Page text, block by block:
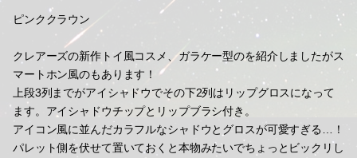
ピンククラウン
クレアーズの新作トイ風コスメ、ガラケー型のを紹介しましたがス
マートホン風のもあります！
上段3列までがアイシャドウでその下2列はリップグロスになって
ます。アイシャドウチップとリップブラシ付き。
アイコン風に並んだカラフルなシャドウとグロスが可愛すぎる…！
パレット側を伏せて置いておくと本物みたいでちょっとビックリし